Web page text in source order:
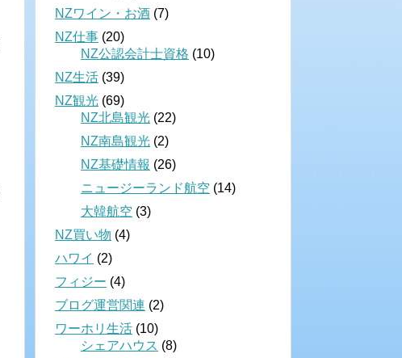
NZワイン・お酒 (7)
NZ仕事 (20)
NZ公認会計士資格 (10)
NZ生活 (39)
NZ観光 (69)
NZ北島観光 (22)
NZ南島観光 (2)
NZ基礎情報 (26)
ニュージーランド航空 (14)
大韓航空 (3)
NZ買い物 (4)
ハワイ (2)
フィジー (4)
ブログ運営関連 (2)
ワーホリ生活 (10)
シェアハウス (8)